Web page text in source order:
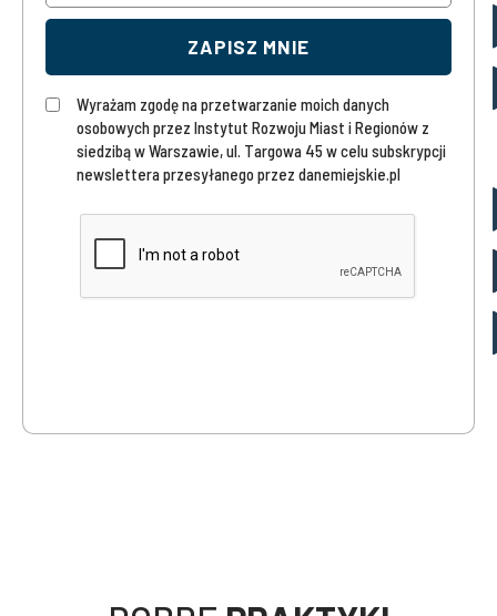
ZAPISZ MNIE
Wyrażam zgodę na przetwarzanie moich danych
osobowych przez Instytut Rozwoju Miast i Regionów z
siedzibą w Warszawie, ul. Targowa 45 w celu subskrypcji
newslettera przesyłanego przez danemiejskie.pl